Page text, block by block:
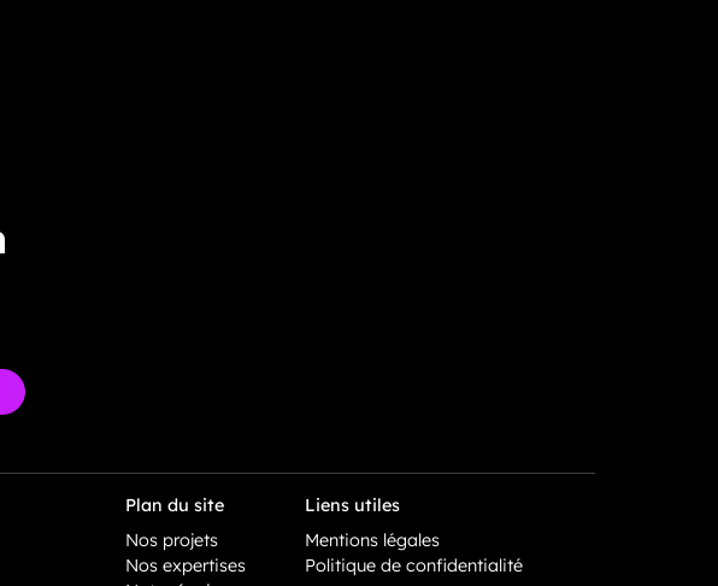
Plan du site
Nos projets
Nos expertises
Liens utiles
Mentions légales
Politique de confidentialité